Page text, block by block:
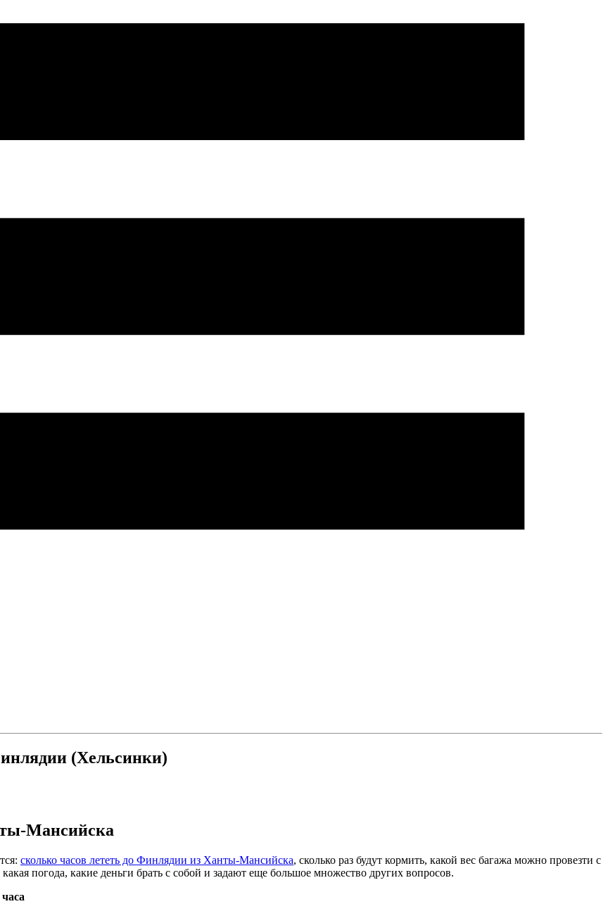
(Хельсинки)
Мансийска
сколько часов лететь до Финлядии из Ханты-Мансийска, сколько раз будут кормить, какой вес багажа можно провезти с
какая погода, какие деньги брать с собой и задают еще большое множество других вопросов.